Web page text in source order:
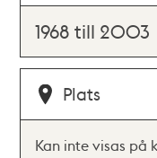
1968 till 2003
Plats
Kan inte visas på